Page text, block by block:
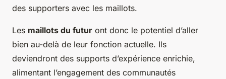
des supporters avec les maillots.
Les maillots du futur ont donc le potentiel d’aller
bien au-delà de leur fonction actuelle. Ils
deviendront des supports d’expérience enrichie,
alimentant l’engagement des communautés